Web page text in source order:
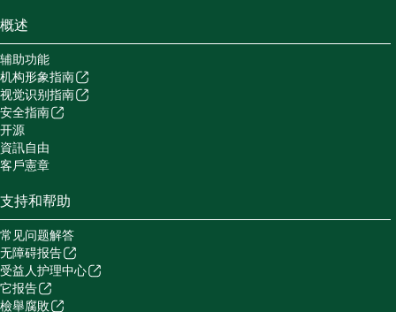
概述
辅助功能
机构形象指南
视觉识别指南
安全指南
开源
資訊自由
客戶憲章
支持和帮助
常见问题解答
无障碍报告
受益人护理中心
它报告
檢舉腐敗